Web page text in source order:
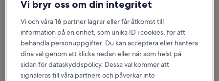
stjärnigt
boende
Norrmalm, 0,6 km från Tegnérlunden
9.0
av
10,
Underbart,
(4 007 recensioner)
9,0/10 Underbart (4 007 recensioner)
Priset
är
1 246 kr
1 246 kr
inklusive skatter och avgifter
6 sep. – 7 sep.
Radisson Blu Royal Viking Hotel, Stockholm
Vi bryr oss om din integritet
Vi och våra16 partner lagrar eller får åtkomst till
information på en enhet, som unika ID i cookies, för att
behandla personuppgifter. Du kan acceptera eller hantera
dina val genom att klicka nedan eller när som helst på
sidan för dataskyddspolicy. Dessa val kommer att
signaleras till våra partners och påverkar inte